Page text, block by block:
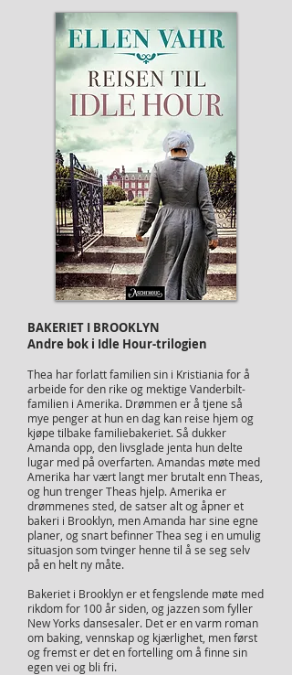
BAKERIET I BROOKLYN
Andre bok i Idle Hour-trilogien
Thea har forlatt familien sin i Kristiania for å
arbeide for den rike og mektige Vanderbilt-
familien i Amerika. Drømmen er å tjene så
mye penger at hun en dag kan reise hjem og
kjøpe tilbake familiebakeriet. Så dukker
Amanda opp, den livsglade jenta hun delte
lugar med på overfarten. Amandas møte med
Amerika har vært langt mer brutalt enn Theas,
og hun trenger Theas hjelp. Amerika er
drømmenes sted, de satser alt og åpner et
bakeri i Brooklyn, men Amanda har sine egne
planer, og snart befinner Thea seg i en umulig
situasjon som tvinger henne til å se seg selv
på en helt ny måte.
Bakeriet i Brooklyn er et fengslende møte med
rikdom for 100 år siden, og jazzen som fyller
New Yorks dansesaler. Det er en varm roman
om baking, vennskap og kjærlighet, men først
og fremst er det en fortelling om å finne sin
egen vei og bli fri.